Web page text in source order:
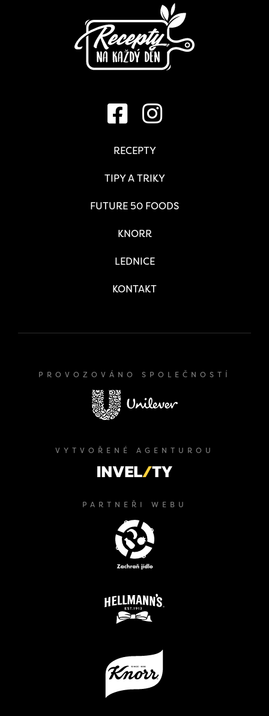
RECEPTY
TIPY A TRIKY
FUTURE 50 FOODS
KNORR
LEDNICE
KONTAKT
PROVOZOVÁNO SPOLEČNOSTÍ
VYTVOŘENÉ AGENTUROU
PARTNEŘI WEBU